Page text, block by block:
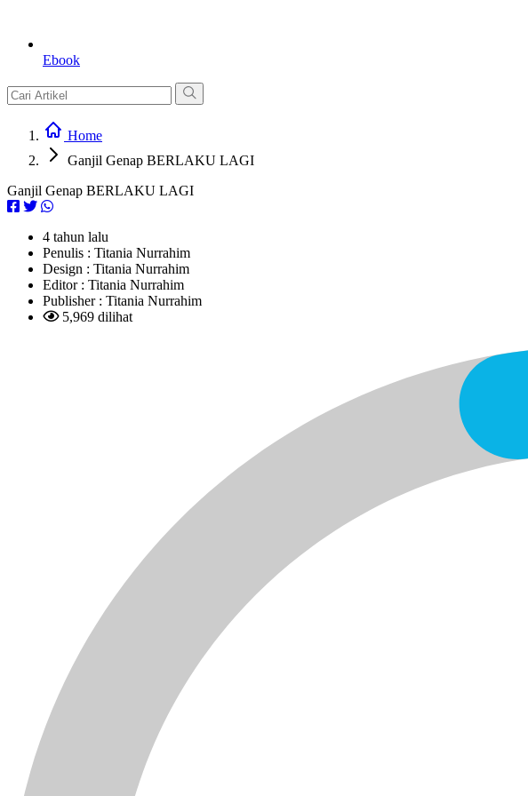
Ebook
Home
Ganjil Genap BERLAKU LAGI
Ganjil Genap BERLAKU LAGI
4 tahun lalu
Penulis : Titania Nurrahim
Design : Titania Nurrahim
Editor : Titania Nurrahim
Publisher : Titania Nurrahim
5,969 dilihat